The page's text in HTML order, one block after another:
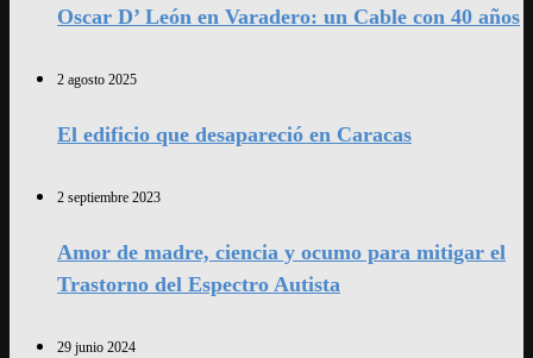
Oscar D’ León en Varadero: un Cable con 40 años
2 agosto 2025
El edificio que desapareció en Caracas
2 septiembre 2023
Amor de madre, ciencia y ocumo para mitigar el
Trastorno del Espectro Autista
29 junio 2024